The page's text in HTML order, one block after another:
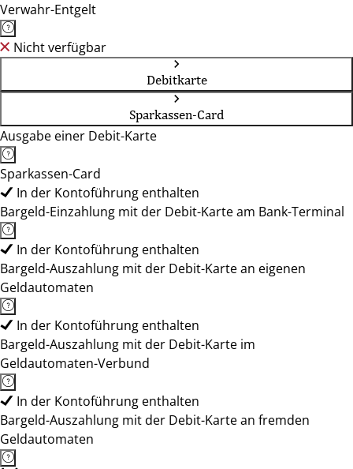
Verwahr-Entgelt
Nicht verfügbar
Debitkarte
Sparkassen-Card
Ausgabe einer Debit-Karte
Sparkassen-Card
In der Kontoführung enthalten
Bargeld-Einzahlung mit der Debit-Karte am Bank-Terminal
In der Kontoführung enthalten
Bargeld-Auszahlung mit der Debit-Karte an eigenen
Geldautomaten
In der Kontoführung enthalten
Bargeld-Auszahlung mit der Debit-Karte im
Geldautomaten-Verbund
In der Kontoführung enthalten
Bargeld-Auszahlung mit der Debit-Karte an fremden
Geldautomaten